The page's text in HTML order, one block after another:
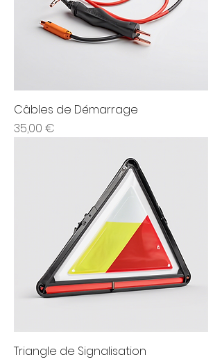
Câbles de Démarrage
Prix
35,00 €
Triangle de Signalisation